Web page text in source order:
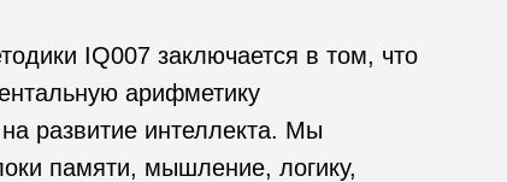
IQ007 заключается в том, что
арифметику
развитие интеллекта. Мы
памяти, мышление, логику,